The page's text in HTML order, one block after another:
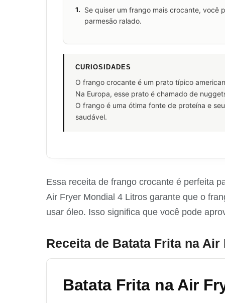
1.
Se quiser um frango mais crocante, você
parmesão ralado.
CURIOSIDADES
O frango crocante é um prato típico
Na Europa, esse prato é chamado de
O frango é uma ótima fonte de proteína e
saudável.
Essa receita de frango crocante é perfeita
Air Fryer Mondial 4 Litros garante que o
usar óleo. Isso significa que você pode
Receita de Batata Frita na Air
Batata Frita na Air